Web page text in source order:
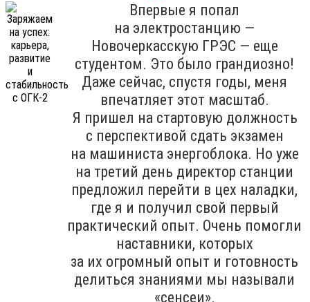
Впервые я попал
на электростанцию —
Новочеркасскую ГРЭС — еще
студентом. Это было грандиозно!
Даже сейчас, спустя годы, меня
впечатляет этот масштаб.
Я пришел на стартовую должность
с перспективой сдать экзамен
на машиниста энергоблока. Но уже
на третий день директор станции
предложил перейти в цех наладки,
где я и получил свой первый
практический опыт. Очень помогли
наставники, которых
за их огромный опыт и готовность
делиться знаниями мы называли
«сенсеи».